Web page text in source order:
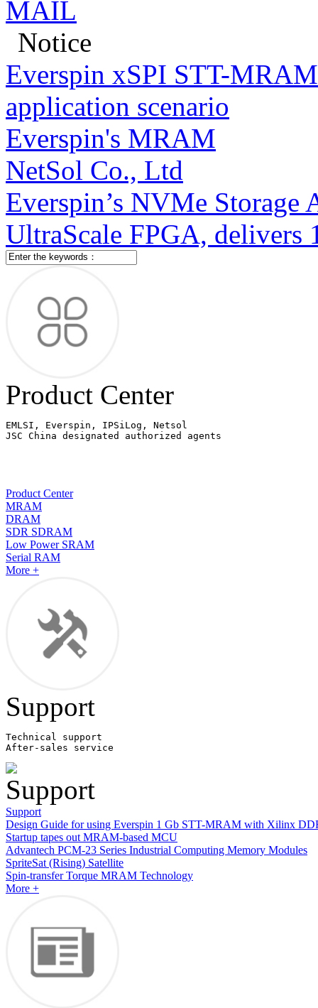
Notice
Everspin xSPI STT-
application scenario
Everspin's MRAM
NetSol Co., Ltd
Everspin’s NVMe
UltraScale FPGA, delivers
Product Center
EMLSI, Everspin, IPSiLog, Netsol
JSC China designated authorized agents
Product Center
MRAM
DRAM
SDR SDRAM
Low Power SRAM
Serial RAM
More +
Support
Technical support
After-sales service
Support
Design Guide for using Everspin 1 Gb STT-MRAM with Xilinx
Startup tapes out MRAM-based MCU
Advantech PCM-23 Series Industrial Computing Memory Modules
SpriteSat (Rising) Satellite
Spin-transfer Torque MRAM Technology
More +